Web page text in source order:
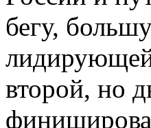
бегу,
второй, но